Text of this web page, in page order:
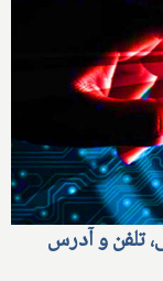
تلفن و آدرس